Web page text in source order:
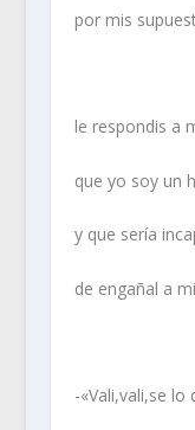
por mis
le respondis a
que yo soy un
y que sería
de engañal a
-«Vali,vali,se lo